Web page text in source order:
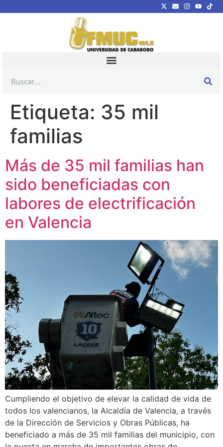
Etiqueta: 35 mil
familias
Más de 35 mil familias han
sido beneficiadas con
labores de electrificación
en Valencia
Cumpliendo el objetivo de elevar la calidad de vida de
todos los valencianos, la Alcaldía de Valencia, a través
de la Dirección de Servicios y Obras Públicas, ha
beneficiado a más de 35 mil familias del municipio, con